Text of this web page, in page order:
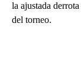
la ajustada
del torneo.